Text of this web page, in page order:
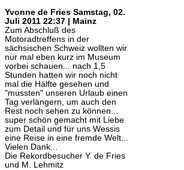
Yvonne de Fries Samstag, 02.
Juli 2011 22:37 | Mainz
Zum Abschluß des
Motoradtreffens in der
sächsischen Schweiz wollten wir
nur mal eben kurz im Museum
vorbei schauen... nach 1,5
Stunden hatten wir noch nicht
mal die Hälfte gesehen und
"mussten" unseren Urlaub einen
Tag verlängern, um auch den
Rest noch sehen zu können...
super schön gemacht mit Liebe
zum Detail und für uns Wessis
eine Reise in eine fremde Welt...
Vielen Dank...
Die Rekordbesucher Y. de Fries
und M. Lehmitz